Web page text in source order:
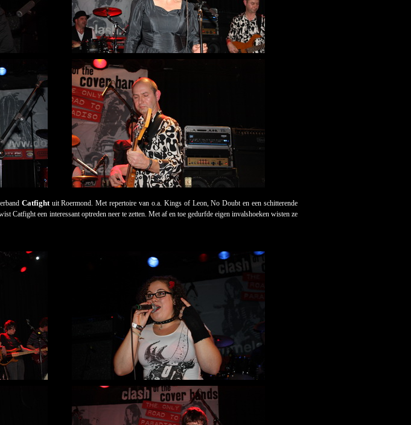
Catfightuit Roermond. Met repertoire van o.a. Kings of Leon, No Doubt en een schitterende
Catfight een interessant optreden neer te zetten. Met af en toe gedurfde eigen invalshoeken wisten ze